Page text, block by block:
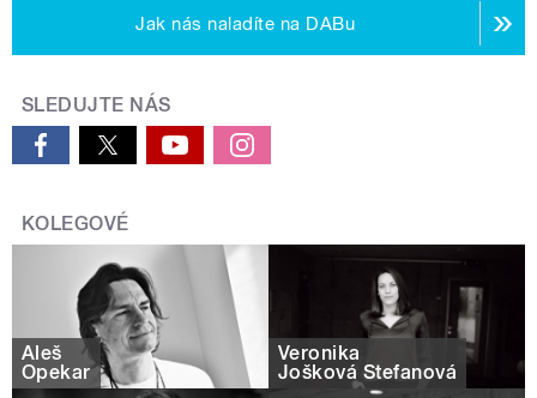
Jak nás naladíte na DABu
SLEDUJTE NÁS
KOLEGOVÉ
Aleš
Opekar
Veronika
Jošková Štefanová